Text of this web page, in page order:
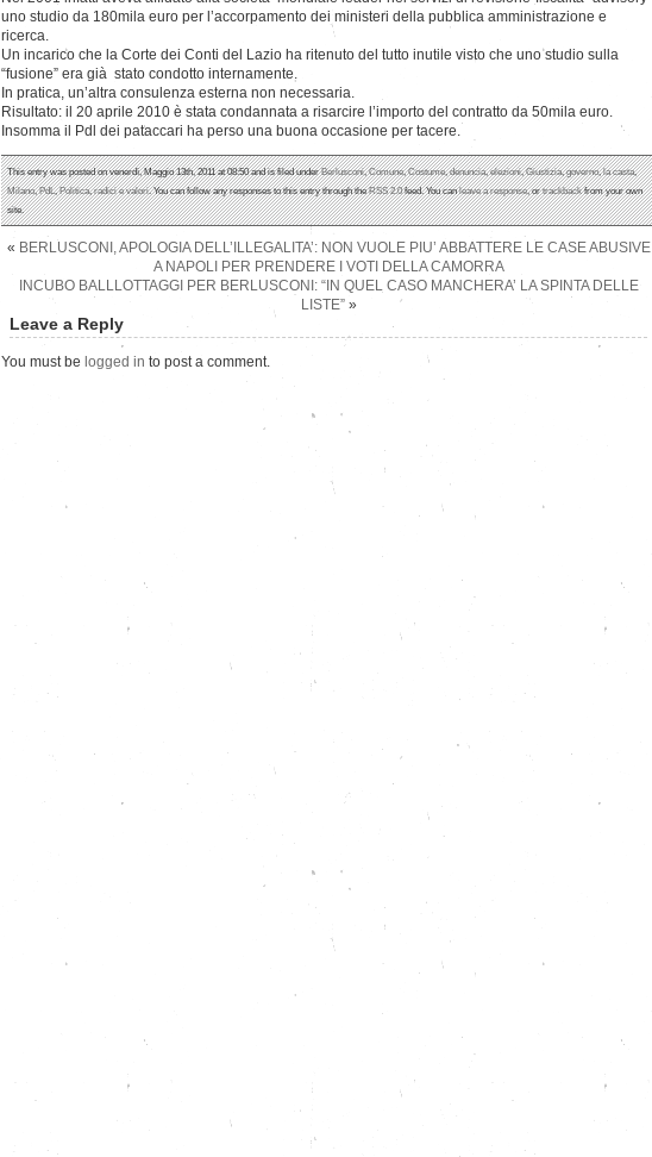
uno studio da 180mila euro per l’accorpamento dei ministeri della pubblica amministrazione e
ricerca.
Un incarico che la Corte dei Conti del Lazio ha ritenuto del tutto inutile visto che uno studio sulla
“fusione” era già stato condotto internamente.
In pratica, un’altra consulenza esterna non necessaria.
Risultato: il 20 aprile 2010 è stata condannata a risarcire l’importo del contratto da 50mila euro.
Insomma il Pdl dei pataccari ha perso una buona occasione per tacere.
This entry was posted on venerdì, Maggio 13th, 2011 at 08:50 and is filed underBerlusconi,Comune,Costume,denuncia,elezioni,Giustizia,governo,la casta,
Milano,PdL,Politica,radici e valori. You can follow any responses to this entry through theRSS 2.0feed. You canleave a response, ortrackbackfrom your own
site.
« BERLUSCONI, APOLOGIA DELL’ILLEGALITA’: NON VUOLE PIU’ ABBATTERE LE CASE ABUSIVE
A NAPOLI PER PRENDERE I VOTI DELLA CAMORRA
INCUBO BALLLOTTAGGI PER BERLUSCONI: “IN QUEL CASO MANCHERA’ LA SPINTA DELLE
LISTE”»
Leave a Reply
You must be logged in to post a comment.